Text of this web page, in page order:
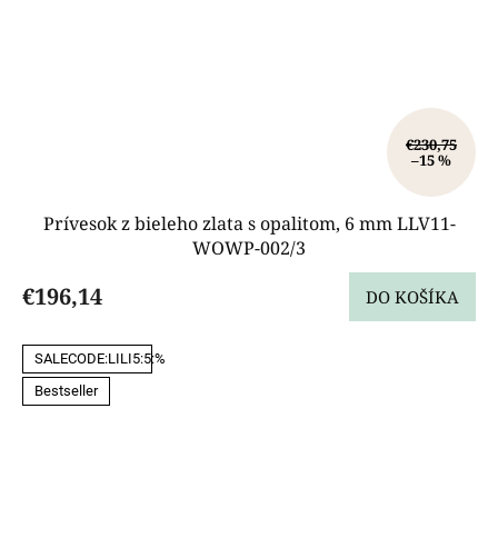
€230,75
–15 %
Prívesok z bieleho zlata s opalitom, 6 mm LLV11-
WOWP-002/3
€196,14 DO KOŠÍKA
SALECODE:LILI5:5:%
Bestseller